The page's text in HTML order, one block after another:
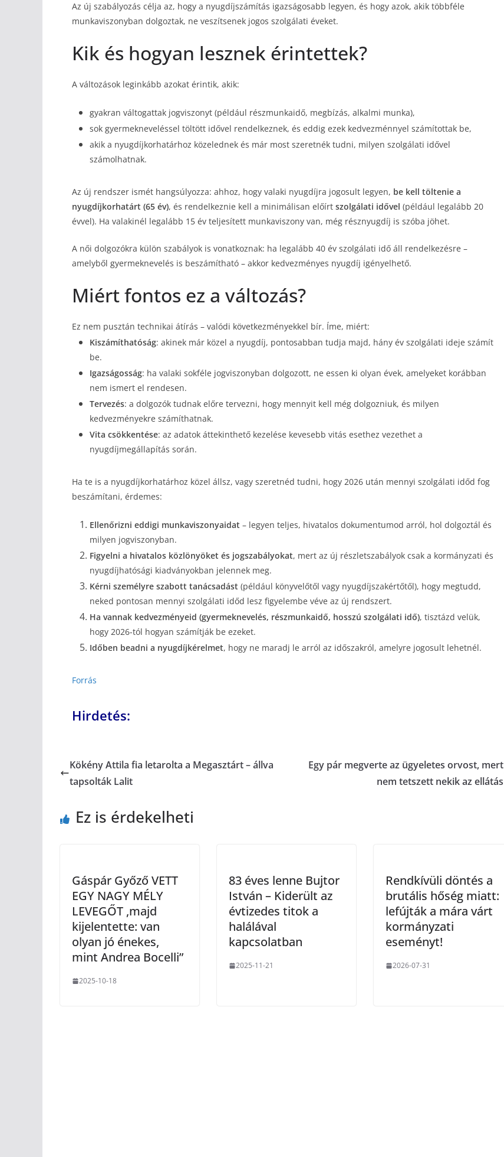
Az új szabályozás célja az, hogy a nyugdíjszámítás igazságosabb legyen, és hogy azok, akik többféle
munkaviszonyban dolgoztak, ne veszítsenek jogos szolgálati éveket.
Kik és hogyan lesznek érintettek?
A változások leginkább azokat érintik, akik:
gyakran váltogattak jogviszonyt (például részmunkaidő, megbízás, alkalmi munka),
sok gyermekneveléssel töltött idővel rendelkeznek, és eddig ezek kedvezménnyel számítottak be,
akik a nyugdíjkorhatárhoz közelednek és már most szeretnék tudni, milyen szolgálati idővel
számolhatnak.
Az új rendszer ismét hangsúlyozza: ahhoz, hogy valaki nyugdíjra jogosult legyen, be kell töltenie a
nyugdíjkorhatárt (65 év), és rendelkeznie kell a minimálisan előírt szolgálati idővel (például legalább 20
évvel). Ha valakinél legalább 15 év teljesített munkaviszony van, még résznyugdíj is szóba jöhet.
A női dolgozókra külön szabályok is vonatkoznak: ha legalább 40 év szolgálati idő áll rendelkezésre –
amelyből gyermeknevelés is beszámítható – akkor kedvezményes nyugdíj igényelhető.
Miért fontos ez a változás?
Ez nem pusztán technikai átírás – valódi következményekkel bír. Íme, miért:
Kiszámíthatóság: akinek már közel a nyugdíj, pontosabban tudja majd, hány év szolgálati ideje számít
be.
Igazságosság: ha valaki sokféle jogviszonyban dolgozott, ne essen ki olyan évek, amelyeket korábban
nem ismert el rendesen.
Tervezés: a dolgozók tudnak előre tervezni, hogy mennyit kell még dolgozniuk, és milyen
kedvezményekre számíthatnak.
Vita csökkentése: az adatok áttekinthető kezelése kevesebb vitás esethez vezethet a
nyugdíjmegállapítás során.
Ha te is a nyugdíjkorhatárhoz közel állsz, vagy szeretnéd tudni, hogy 2026 után mennyi szolgálati időd fog
beszámítani, érdemes:
Ellenőrizni eddigi munkaviszonyaidat – legyen teljes, hivatalos dokumentumod arról, hol dolgoztál és
milyen jogviszonyban.
Figyelni a hivatalos közlönyöket és jogszabályokat, mert az új részletszabályok csak a kormányzati és
nyugdíjhatósági kiadványokban jelennek meg.
Kérni személyre szabott tanácsadást (például könyvelőtől vagy nyugdíjszakértőtől), hogy megtudd,
neked pontosan mennyi szolgálati időd lesz figyelembe véve az új rendszert.
Ha vannak kedvezményeid (gyermeknevelés, részmunkaidő, hosszú szolgálati idő), tisztázd velük,
hogy 2026-tól hogyan számítják be ezeket.
Időben beadni a nyugdíjkérelmet, hogy ne maradj le arról az időszakról, amelyre jogosult lehetnél.
Forrás
Hirdetés:
Kökény Attila fia letarolta a Megasztárt – állva
tapsolták Lalit
Egy pár megverte az ügyeletes orvost, mert
nem tetszett nekik az ellátás
Ez is érdekelheti
Gáspár Győző VETT
EGY NAGY MÉLY
LEVEGŐT ,majd
kijelentette: van
olyan jó énekes,
mint Andrea Bocelli”
2025-10-18
83 éves lenne Bujtor
István – Kiderült az
évtizedes titok a
halálával
kapcsolatban
2025-11-21
Rendkívüli döntés a
brutális hőség miatt:
lefújták a mára várt
kormányzati
eseményt!
2026-07-31